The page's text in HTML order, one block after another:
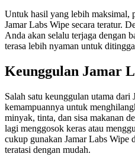
Untuk hasil yang lebih maksimal,
Jamar Labs Wipe secara teratur.
Anda akan selalu terjaga dengan
terasa lebih nyaman untuk
Keunggulan Jamar
Salah satu keunggulan utama dari
kemampuannya untuk
minyak, tinta, dan sisa makanan
lagi menggosok keras atau
cukup gunakan Jamar Labs Wipe
teratasi dengan mudah.